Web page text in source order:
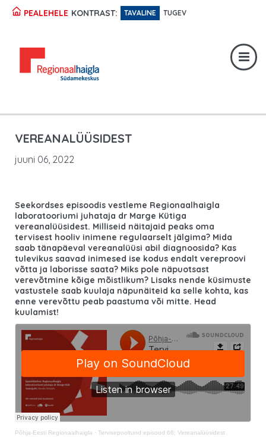
PEALEHELE KONTRAST: TAVALINE TUGEV
617 1049
Erakorraline abi:
Digiregistratuur:
VEREANALÜÜSIDEST
juuni 06, 2022
Seekordses episoodis vestleme Regionaalhaigla
laboratooriumi juhataja dr Marge Kütiga
vereanalüüsidest. Milliseid näitajaid peaks oma
tervisest hooliv inimene regulaarselt jälgima? Mida
saab tänapäeval vereanalüüsi abil diagnoosida? Kas
tulevikus saavad inimesed ise kodus endalt vereproovi
võtta ja laborisse saata? Miks pole näpuotsast
verevõtmine kõige mõistlikum? Lisaks nende küsimuste
vastustele saab kuulaja näpunäiteid ka selle kohta, kas
enne verevõttu peab paastuma või mitte. Head
kuulamist!
Põhja-Eesti Regionaalhaigla · Tervisepooltund episood 66: Vereanalüüsidest